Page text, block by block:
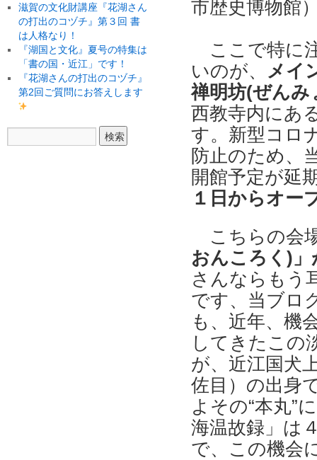
市歴史博物館
ここで特に
いのが、 メイ
禅明坊(ぜんみ
西教寺内にあ
す。新型コロ
防止のため、
開館予定が延
１日からオー
こちらの会
おんころく)」
さんならもう
です、当ブロ
も、近年、機
してきたこの
が、近江国犬
佐目）の出身
よその“本丸”
海温故録」は
で、この機会
滋賀の文化財講座『花湖さん
の打出のコヅチ』第３回 書
は人格なり！
『湖国と文化』夏号の特集は
「書の国・近江」です！
『花湖さんの打出のコヅチ』
第2回ご質問にお答えします